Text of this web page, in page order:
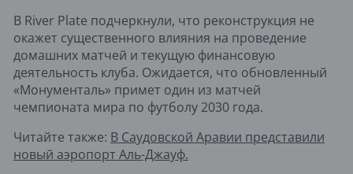
В River Plate подчеркнули, что реконструкция не
окажет существенного влияния на проведение
домашних матчей и текущую финансовую
деятельность клуба. Ожидается, что обновленный
«Монументаль» примет один из матчей
чемпионата мира по футболу 2030 года.
Читайте также: В Саудовской Аравии представили
новый аэропорт Аль-Джауф.